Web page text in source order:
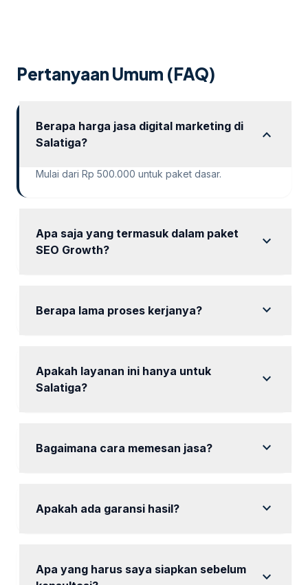
cukup? Atau […]
Pertanyaan Umum (FAQ)
Berapa harga jasa digital marketing di
Salatiga?
expand_more
Mulai dari Rp 500.000 untuk paket dasar.
Apa saja yang termasuk dalam paket
SEO Growth?
expand_more
Berapa lama proses kerjanya? expand_more
Apakah layanan ini hanya untuk
Salatiga?
expand_more
Bagaimana cara memesan jasa? expand_more
Apakah ada garansi hasil? expand_more
Apa yang harus saya siapkan sebelum
expand_more